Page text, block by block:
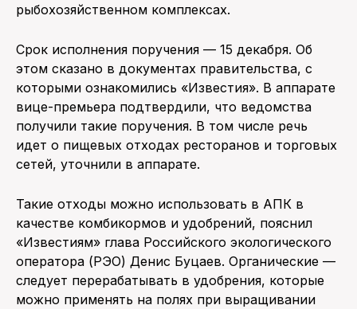
рыбохозяйственном комплексах.
Срок исполнения поручения — 15 декабря. Об
этом сказано в документах правительства, с
которыми ознакомились «Известия». В аппарате
вице-премьера подтвердили, что ведомства
получили такие поручения. В том числе речь
идет о пищевых отходах ресторанов и торговых
сетей, уточнили в аппарате.
Такие отходы можно использовать в АПК в
качестве комбикормов и удобрений, пояснил
«Известиям» глава Российского экологического
оператора (РЭО) Денис Буцаев. Органические —
следует перерабатывать в удобрения, которые
можно применять на полях при выращивании